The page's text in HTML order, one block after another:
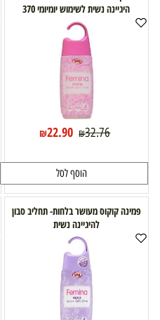
היגיינה נשית לשימוש יומיומי 370
₪32.76
₪22.90
הוסף לסל
פמינה קוקוס מעושר בלחות- תחליב סבון
להיגיינה נשית